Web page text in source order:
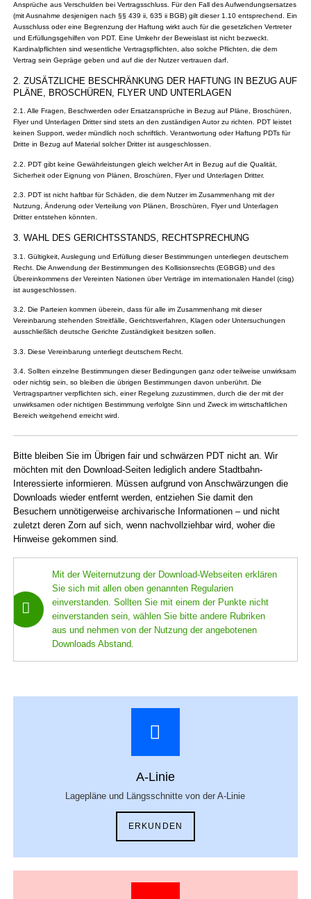
Ansprüche aus Verschulden bei Vertragsschluss. Für den Fall des Aufwendungsersatzes
(mit Ausnahme desjenigen nach §§ 439 ii, 635 ii BGB) gilt dieser 1.10 entsprechend. Ein
Ausschluss oder eine Begrenzung der Haftung wirkt auch für die gesetzlichen Vertreter
und Erfüllungsgehilfen von PDT. Eine Umkehr der Beweislast ist nicht bezweckt.
Kardinalpflichten sind wesentliche Vertragspflichten, also solche Pflichten, die dem
Vertrag sein Gepräge geben und auf die der Nutzer vertrauen darf.
2. ZUSÄTZLICHE BESCHRÄNKUNG DER HAFTUNG IN BEZUG AUF
PLÄNE, BROSCHÜREN, FLYER UND UNTERLAGEN
2.1. Alle Fragen, Beschwerden oder Ersatzansprüche in Bezug auf Pläne, Broschüren,
Flyer und Unterlagen Dritter sind stets an den zuständigen Autor zu richten. PDT leistet
keinen Support, weder mündlich noch schriftlich. Verantwortung oder Haftung PDTs für
Dritte in Bezug auf Material solcher Dritter ist ausgeschlossen.
2.2. PDT gibt keine Gewährleistungen gleich welcher Art in Bezug auf die Qualität,
Sicherheit oder Eignung von Plänen, Broschüren, Flyer und Unterlagen Dritter.
2.3. PDT ist nicht haftbar für Schäden, die dem Nutzer im Zusammenhang mit der
Nutzung, Änderung oder Verteilung von Plänen, Broschüren, Flyer und Unterlagen
Dritter entstehen könnten.
3. WAHL DES GERICHTSSTANDS, RECHTSPRECHUNG
3.1. Gültigkeit, Auslegung und Erfüllung dieser Bestimmungen unterliegen deutschem
Recht. Die Anwendung der Bestimmungen des Kollisionsrechts (EGBGB) und des
Übereinkommens der Vereinten Nationen über Verträge im internationalen Handel (cisg)
ist ausgeschlossen.
3.2. Die Parteien kommen überein, dass für alle im Zusammenhang mit dieser
Vereinbarung stehenden Streitfälle, Gerichtsverfahren, Klagen oder Untersuchungen
ausschließlich deutsche Gerichte Zuständigkeit besitzen sollen.
3.3. Diese Vereinbarung unterliegt deutschem Recht.
3.4. Sollten einzelne Bestimmungen dieser Bedingungen ganz oder teilweise unwirksam
oder nichtig sein, so bleiben die übrigen Bestimmungen davon unberührt. Die
Vertragspartner verpflichten sich, einer Regelung zuzustimmen, durch die der mit der
unwirksamen oder nichtigen Bestimmung verfolgte Sinn und Zweck im wirtschaftlichen
Bereich weitgehend erreicht wird.
Bitte bleiben Sie im Übrigen fair und schwärzen PDT nicht an. Wir
möchten mit den Down­load-Seiten lediglich andere Stadt­bahn-
Interessierte informieren. Müssen aufgrund von Anschwärzungen die
Down­loads wieder entfernt werden, entziehen Sie damit den
Besuchern unnötiger­weise archivarische Informationen – und nicht
zuletzt deren Zorn auf sich, wenn nachvollziehbar wird, woher die
Hinweise gekommen sind.
Mit der Weiternutzung der Download-Webseiten erklären
Sie sich mit allen oben genannten Regularien
einverstanden. Sollten Sie mit einem der Punkte nicht
einverstanden sein, wählen Sie bitte andere Rubriken
aus und nehmen von der Nutzung der angebotenen
Downloads Abstand.
A-Linie
Lagepläne und Längsschnitte von der A-Linie
ERKUNDEN